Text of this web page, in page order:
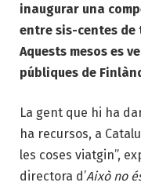
inaugurar una
entre sis-centes de
Aquests mesos es
públiques de
La gent que hi ha
ha recursos, a
les coses viatgin”,
directora d’Això no